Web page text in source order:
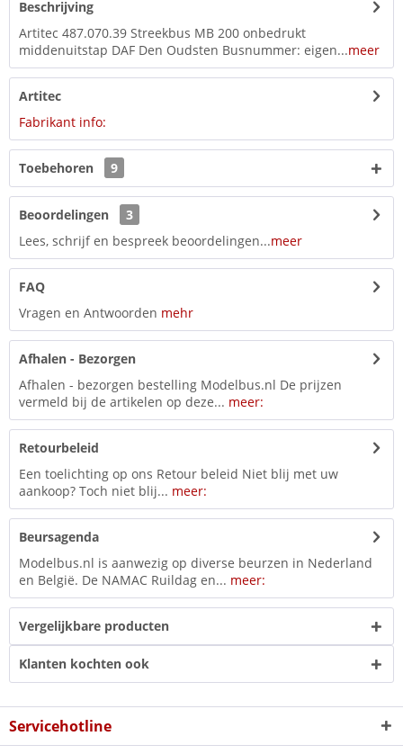
Beschrijving
Artitec 487.070.39 Streekbus MB 200 onbedrukt
middenuitstap DAF Den Oudsten Busnummer: eigen...meer
Artitec
Fabrikant info:
Toebehoren 9
Beoordelingen
3
Lees, schrijf en bespreek beoordelingen...meer
FAQ
Vragen en Antwoorden mehr
Afhalen - Bezorgen
Afhalen - bezorgen bestelling Modelbus.nl De prijzen
vermeld bij de artikelen op deze... meer:
Retourbeleid
Een toelichting op ons Retour beleid Niet blij met uw
aankoop? Toch niet blij... meer:
Beursagenda
Modelbus.nl is aanwezig op diverse beurzen in Nederland
en België. De NAMAC Ruildag en... meer:
Vergelijkbare producten
Klanten kochten ook
Servicehotline